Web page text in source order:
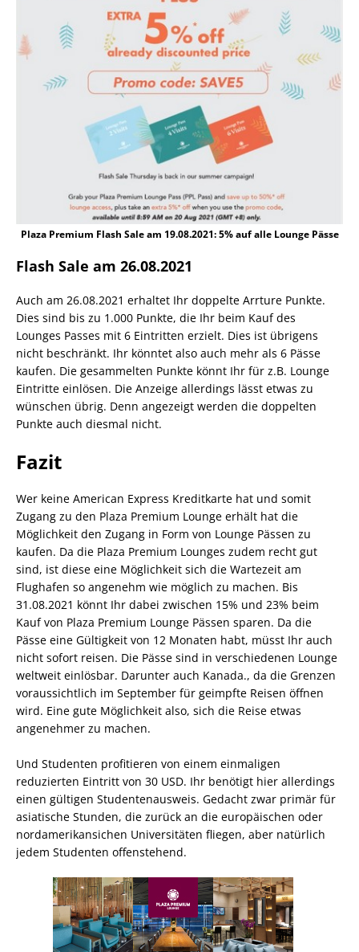
Plaza Premium Flash Sale am 19.08.2021: 5% auf alle Lounge Pässe
Flash Sale am 26.08.2021
Auch am 26.08.2021 erhaltet Ihr doppelte Arrture Punkte.
Dies sind bis zu 1.000 Punkte, die Ihr beim Kauf des
Lounges Passes mit 6 Eintritten erzielt. Dies ist übrigens
nicht beschränkt. Ihr könntet also auch mehr als 6 Pässe
kaufen. Die gesammelten Punkte könnt Ihr für z.B. Lounge
Eintritte einlösen. Die Anzeige allerdings lässt etwas zu
wünschen übrig. Denn angezeigt werden die doppelten
Punkte auch diesmal nicht.
Fazit
Wer keine American Express Kreditkarte hat und somit
Zugang zu den Plaza Premium Lounge erhält hat die
Möglichkeit den Zugang in Form von Lounge Pässen zu
kaufen. Da die Plaza Premium Lounges zudem recht gut
sind, ist diese eine Möglichkeit sich die Wartezeit am
Flughafen so angenehm wie möglich zu machen. Bis
31.08.2021 könnt Ihr dabei zwischen 15% und 23% beim
Kauf von Plaza Premium Lounge Pässen sparen. Da die
Pässe eine Gültigkeit von 12 Monaten habt, müsst Ihr auch
nicht sofort reisen. Die Pässe sind in verschiedenen Lounge
weltweit einlösbar. Darunter auch Kanada., da die Grenzen
voraussichtlich im September für geimpfte Reisen öffnen
wird. Eine gute Möglichkeit also, sich die Reise etwas
angenehmer zu machen.
Und Studenten profitieren von einem einmaligen
reduzierten Eintritt von 30 USD. Ihr benötigt hier allerdings
einen gültigen Studentenausweis. Gedacht zwar primär für
asiatische Stunden, die zurück an die europäischen oder
nordamerikansichen Universitäten fliegen, aber natürlich
jedem Studenten offenstehend.